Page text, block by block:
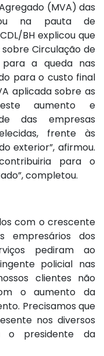
(MVA) das
na pauta de
BH explicou que
Circulação de
para a queda nas
para o custo final
aplicada sobre as
este aumento e
das empresas
frente às
exterior”, afirmou.
para o
completou.
com o crescente
empresários dos
pediram ao
policial nas
clientes não
o aumento da
Precisamos que
nos diversos
o presidente da